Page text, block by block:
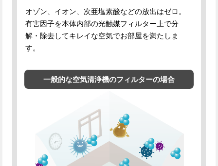
オゾン、イオン、次亜塩素酸などの放出はゼロ。
有害因子を本体内部の光触媒フィルター上で分
解・除去してキレイな空気でお部屋を満たしま
す。
一般的な空気清浄機のフィルターの場合